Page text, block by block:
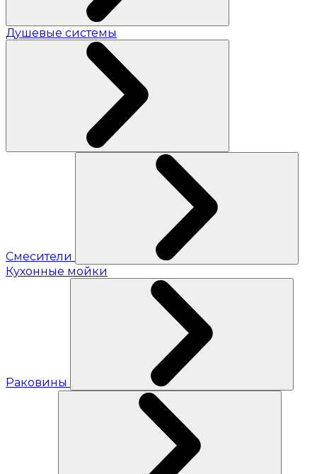
Душевые системы
Смесители
Кухонные мойки
Раковины